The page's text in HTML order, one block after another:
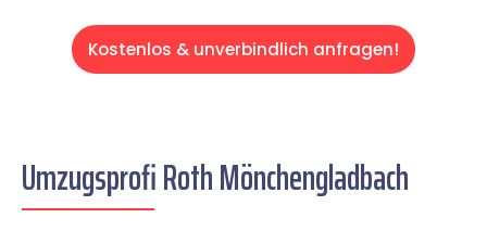
Kostenlos & unverbindlich anfragen!
Umzugsprofi Roth Mönchengladbach